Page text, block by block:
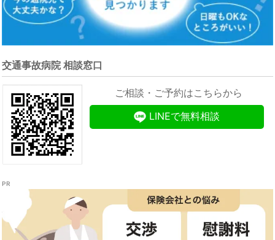
交通事故病院 相談窓口
ご相談・ご予約はこちらから
LINEで無料相談